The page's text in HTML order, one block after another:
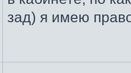
зад) я имею